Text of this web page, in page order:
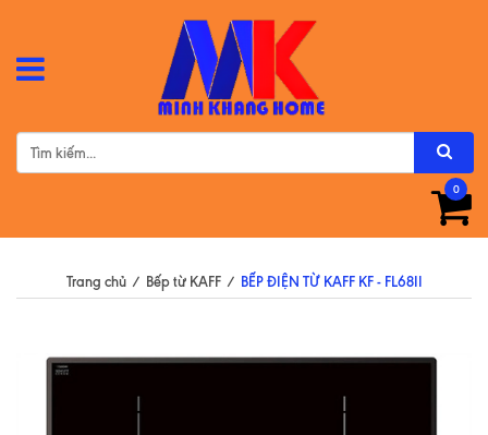
0
Trang chủ / Bếp từ KAFF / BẾP ĐIỆN TỪ KAFF KF - FL68II